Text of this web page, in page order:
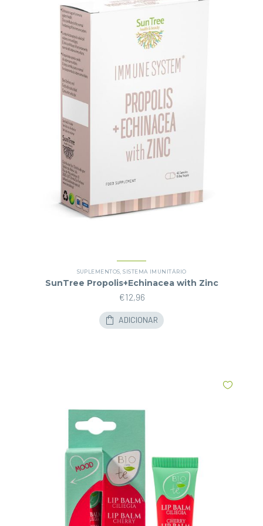
SUPLEMENTOS,SISTEMA IMUNITÁRIO
SunTree Propolis+Echinacea with Zinc
€12,96
ADICIONAR